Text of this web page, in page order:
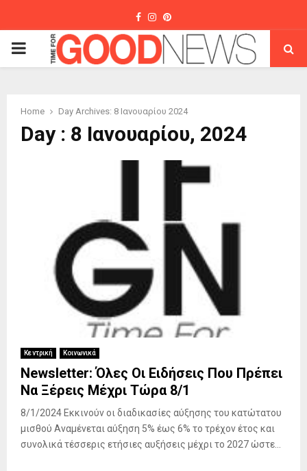
Facebook
Instagram
Pinterest
PRIMARY
Home Day Archives: 8 Ιανουαρίου 2024
Day : 8 Ιανουαρίου, 2024
Κεντρική Κοινωνικά
Newsletter: Όλες Οι Ειδήσεις Που Πρέπει
Να Ξέρεις Μέχρι Τώρα 8/1
8/1/2024 Εκκινούν οι διαδικασίες αύξησης του κατώτατου
μισθού Αναμένεται αύξηση 5% έως 6% το τρέχον έτος και
συνολικά τέσσερις ετήσιες αυξήσεις μέχρι το 2027 ώστε...